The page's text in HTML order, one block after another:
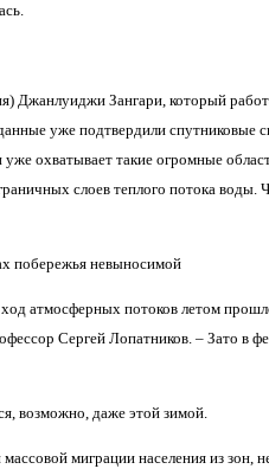
Джанлуиджи Зангари, который
уже подтвердили спутниковые
охватывает такие огромные
слоев теплого потока воды.
побережья невыносимой
атмосферных потоков летом
Сергей Лопатников. – Зато в
возможно, даже этой зимой.
миграции населения из зон,